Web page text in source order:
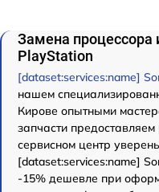
Замена процессора
PlayStation
[dataset:services:name]
нашем
Кирове опытными
запчасти
сервисном центр
[dataset:services:name]
-15% дешевле при